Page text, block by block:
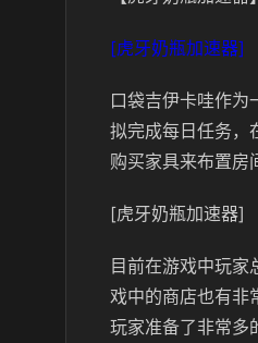
[虎牙奶瓶加速器]
口袋吉伊卡哇作为
拟完成每日任务，
购买家具来布置房
[虎牙奶瓶加速器]
目前在游戏中玩
戏中的商店也有非
玩家准备了非常多